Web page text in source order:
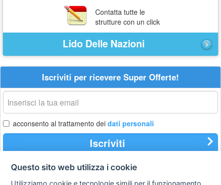
Contatta tutte le
strutture con un click
Lido Delle Nazioni
Iscriviti per ricevere Super Offerte!
La
tua
email
acconsento al trattamento dei dati personali
Iscriviti
Questo sito web utilizza i cookie
Utilizziamo cookie e tecnologie simili per il funzionamento